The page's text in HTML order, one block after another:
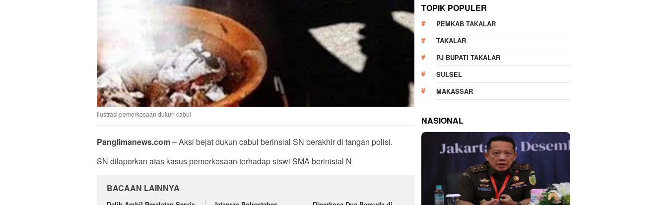
Ilustrasi pemerkosaan dukun cabul
Panglimanews.com– Aksi bejat dukun cabul berinsial SN berakhir di tangan polisi.
SN dilaporkan atas kasus pemerkosaan terhadap siswi SMA berinisial N
BACAAN LAINNYA
TOPIK POPULER
PEMKAB TAKALAR
TAKALAR
PJ BUPATI TAKALAR
SULSEL
MAKASSAR
NASIONAL